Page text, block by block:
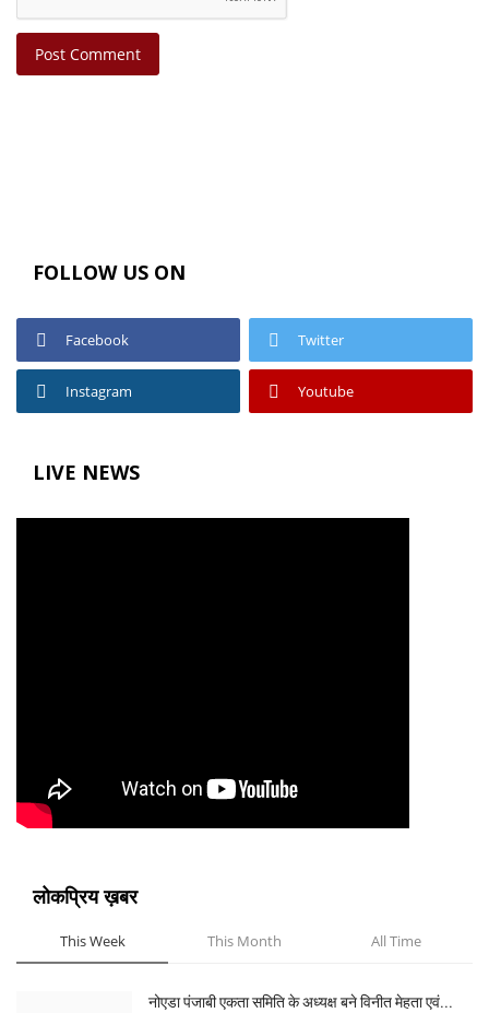
Post Comment
FOLLOW US ON
Facebook Twitter
Instagram Youtube
LIVE NEWS
लोकप्रिय ख़बर
This Week This Month All Time
नोएडा पंजाबी एकता समिति के अध्यक्ष बने विनीत मेहता एवं...